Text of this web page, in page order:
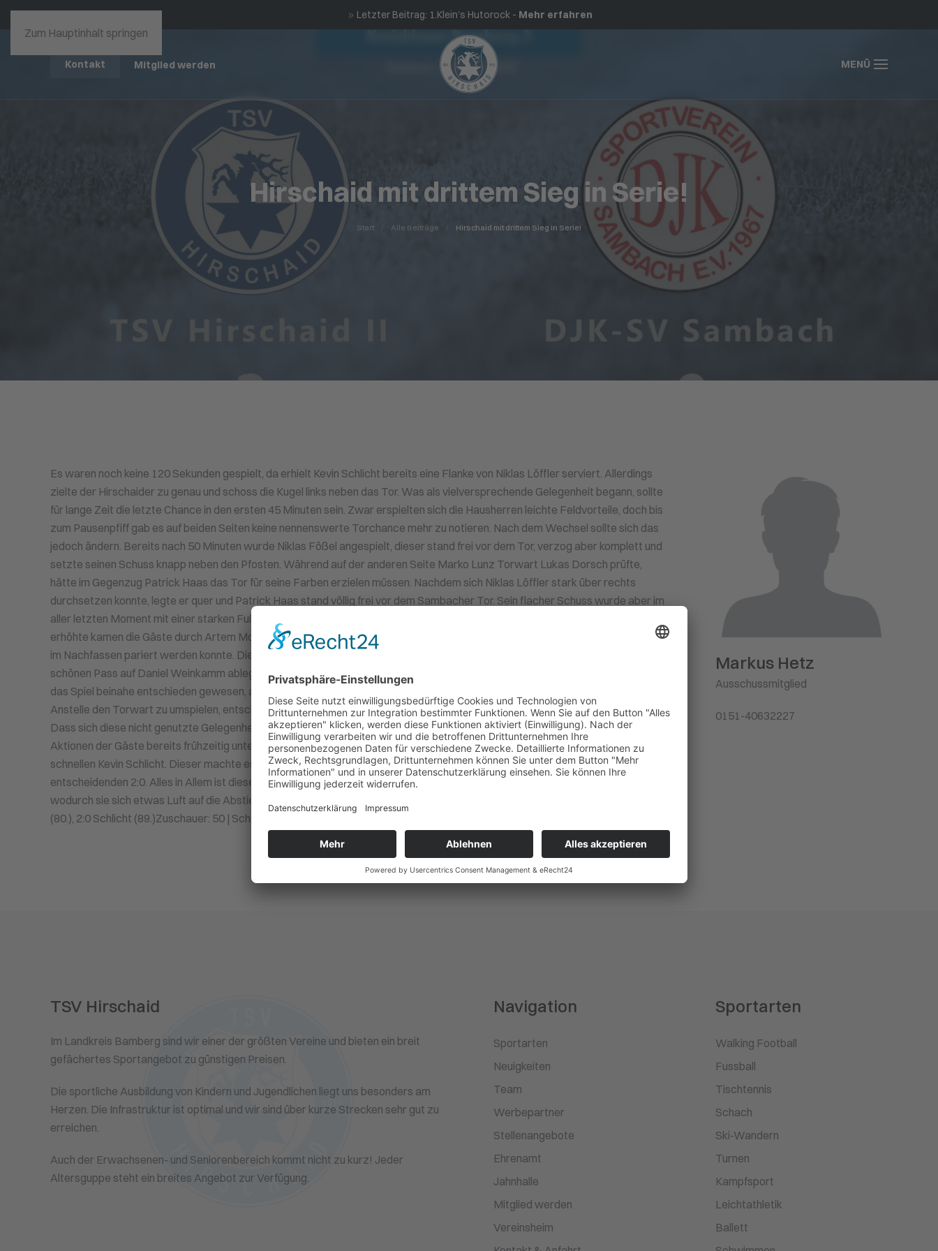
Zum Hauptinhalt springen
Letzter Beitrag: 1.Klein’s Hutorock - Mehr erfahren
Kontakt Mitglied werden MENÜ
Hirschaid mit drittem Sieg in Serie!
Start Alle Beiträge Hirschaid mit drittem Sieg in Serie!
Es waren noch keine 120 Sekunden gespielt, da erhielt Kevin Schlicht bereits eine Flanke von Niklas Löffler serviert. Allerdings
zielte der Hirschaider zu genau und schoss die Kugel links neben das Tor. Was als vielversprechende Gelegenheit begann, sollte
für lange Zeit die letzte Chance in den ersten 45 Minuten sein. Zwar erspielten sich die Hausherren leichte Feldvorteile, doch bis
zum Pausenpfiff gab es auf beiden Seiten keine nennenswerte Torchance mehr zu notieren. Nach dem Wechsel sollte sich das
jedoch ändern. Bereits nach 50 Minuten wurde Niklas Fößel angespielt, dieser stand frei vor dem Tor, verzog aber komplett und
setzte seinen Schuss knapp neben den Pfosten. Während auf der anderen Seite Marko Lunz Torwart Lukas Dorsch prüfte,
hätte im Gegenzug Patrick Haas das Tor für seine Farben erzielen müssen. Nachdem sich Niklas Löffler stark über rechts
durchsetzen konnte, legte er quer und Patrick Haas stand völlig frei vor dem Sambacher Tor. Sein flacher Schuss wurde aber im
aller letzten Moment mit einer starken Fußabwehr von Keeper Benjamin Kaiser abgewehrt. Während Hirschaid nun den Druck
erhöhte kamen die Gäste durch Artem Moroz zu einer guten Gelegenheit, als sein strammer Schuss von Torwart Dorsch erst
im Nachfassen pariert werden konnte. Die Vorentscheidung fiel dann zehn Minuten vor dem Ende, als Tom Högner einen
schönen Pass auf Daniel Weinkamm ablegte und dieser aus halbrechter Position flach zum 1:0 traf. Drei Minuten später wäre
das Spiel beinahe entschieden gewesen, als Kevin Schlicht nach einem Abwehrfehler alleine auf Schlussmann Kaiser zulief.
Anstelle den Torwart zu umspielen, entschied er sich direkt zu schießen und beförderte die Kugel rechts neben das Gehäuse.
Dass sich diese nicht genutzte Gelegenheit nicht rächte, war der Hintermannschaft des TSV zu verdanken, die alle weiteren
Aktionen der Gäste bereits frühzeitig unterband. Kurz vor dem Ende spielte wiederum Tom Högner den öffnenden Pass auf den
schnellen Kevin Schlicht. Dieser machte es in der letzten Aktion der Partie besser, blieb ruhig und vollendete sein Solo mit dem
entscheidenden 2:0. Alles in Allem ist dieser Erfolg verdient und die Hirschaider Reserve fuhr den dritten Sieg in Folge ein,
wodurch sie sich etwas Luft auf die Abstiegsränge verschafft. TSV Hirschaid : DJK-SV Sambach 2:0 (0:0) Tore: 1:0 Weinkamm
(80.), 2:0 Schlicht (89.)Zuschauer: 50 | Schiedsrichter: Patrick Reigl (SpVgg Lettenreuth)
Markus Hetz
Ausschussmitglied
0151-40632227
TSV Hirschaid
Im Landkreis Bamberg sind wir einer der größten Vereine und bieten ein breit
gefächertes Sportangebot zu günstigen Preisen.
Die sportliche Ausbildung von Kindern und Jugendlichen liegt uns besonders am
Herzen. Die Infrastruktur ist optimal und wir sind über kurze Strecken sehr gut zu
erreichen.
Auch der Erwachsenen- und Seniorenbereich kommt nicht zu kurz! Jeder
Altersguppe steht ein breites Angebot zur Verfügung.
Navigation
Sportarten
Neuigkeiten
Team
Werbepartner
Stellenangebote
Ehrenamt
Jahnhalle
Mitglied werden
Vereinsheim
Sportarten
Walking Football
Fussball
Tischtennis
Schach
Ski-Wandern
Turnen
Kampfsport
Leichtathletik
Ballett